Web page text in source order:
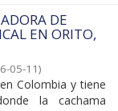
DE
EN ORITO,
05-11)
Colombia y tiene
la cachama